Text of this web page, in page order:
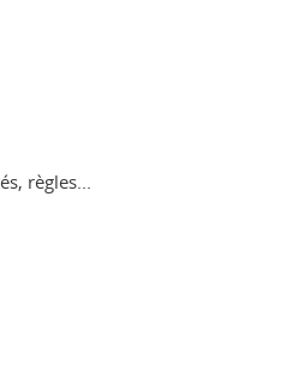
règles...